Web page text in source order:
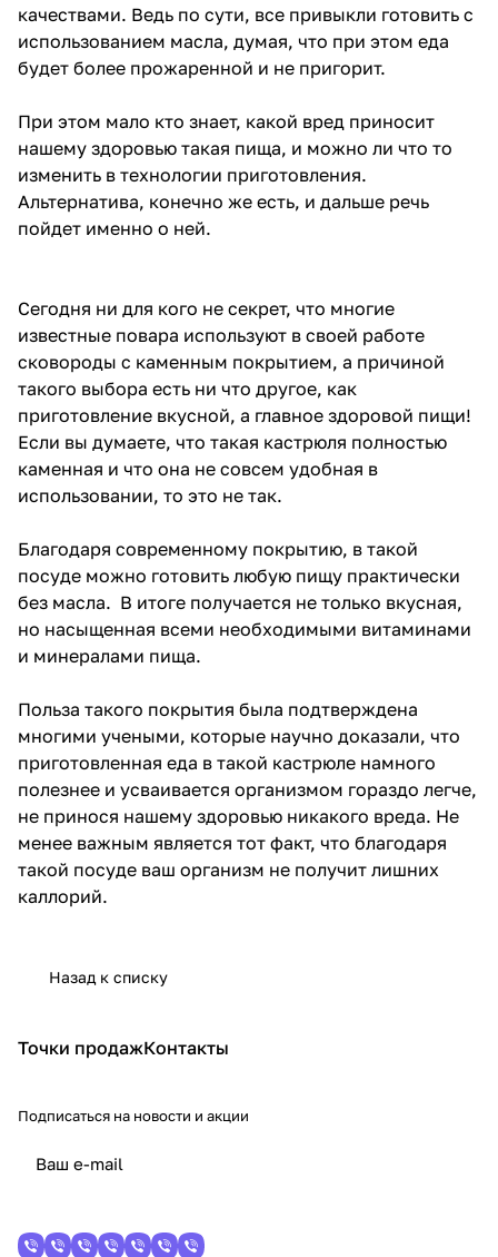
качествами. Ведь по сути, все привыкли готовить с
использованием масла, думая, что при этом еда
будет более прожаренной и не пригорит.
При этом мало кто знает, какой вред приносит
нашему здоровью такая пища, и можно ли что то
изменить в технологии приготовления.
Альтернатива, конечно же есть, и дальше речь
пойдет именно о ней.
Сегодня ни для кого не секрет, что многие
известные повара используют в своей работе
сковороды с каменным покрытием, а причиной
такого выбора есть ни что другое, как
приготовление вкусной, а главное здоровой пищи!
Если вы думаете, что такая кастрюля полностью
каменная и что она не совсем удобная в
использовании, то это не так.
Благодаря современному покрытию, в такой
посуде можно готовить любую пищу практически
без масла. В итоге получается не только вкусная,
но насыщенная всеми необходимыми витаминами
и минералами пища.
Польза такого покрытия была подтверждена
многими учеными, которые научно доказали, что
приготовленная еда в такой кастрюле намного
полезнее и усваивается организмом гораздо легче,
не принося нашему здоровью никакого вреда. Не
менее важным является тот факт, что благодаря
такой посуде ваш организм не получит лишних
каллорий.
Назад к списку
Точки продажКонтакты
Подписаться на новости и акции